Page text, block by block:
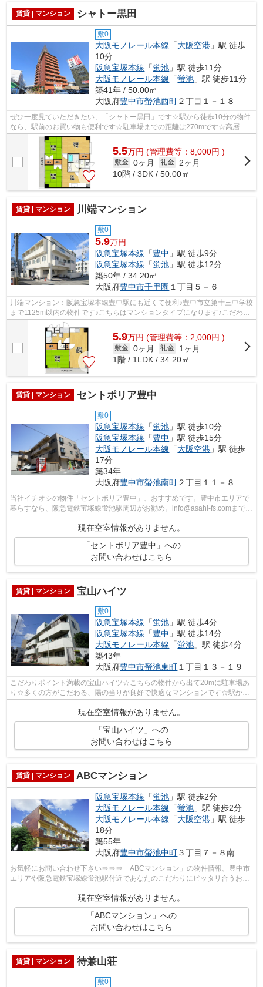
賃貸 | マンション シャトー黒田
敷0
大阪モノレール本線 「大阪空港 」駅 徒歩
10分
阪急宝塚本線 「蛍池 」駅 徒歩11分
大阪モノレール本線 「蛍池 」駅 徒歩11分
築41年 / 50.00㎡
大阪府豊中市螢池西町２丁目１－１８
ぜひ一度見ていただきたい、「シャトー黒田」です☆駅から徒歩10分の物件
なら、駅前のお買い物も便利です☆駐車場までの距離は270mです☆高層ビ
ルのため、造りがしっかりしています☆大阪...
5.5万円 (管理費等：8,000円 )
敷金 0ヶ月 礼金
2ヶ月
10階 / 3DK / 50.00㎡
賃貸 | マンション 川端マンション
敷0
5.9万円
阪急宝塚本線 「豊中 」駅 徒歩9分
阪急宝塚本線 「蛍池 」駅 徒歩12分
築50年 / 34.20㎡
大阪府豊中市千里園 １丁目５－６
川端マンション：阪急宝塚本線豊中駅にも近くて便利♪豊中市立第十三中学校
まで1125m以内の物件です♪こちらはマンションタイプになります♪こだわり
の条件として多い、駅徒歩9分の物件で...
5.9万円 (管理費等：2,000円 )
敷金 0ヶ月 礼金
1ヶ月
1階 / 1LDK / 34.20㎡
賃貸 | マンション セントポリア豊中
敷0
阪急宝塚本線 「蛍池 」駅 徒歩10分
阪急宝塚本線 「豊中 」駅 徒歩15分
大阪モノレール本線 「大阪空港 」駅 徒歩
17分
築34年
大阪府豊中市螢池南町２丁目１１－８
当社イチオシの物件「セントポリア豊中」、おすすめです。豊中市エリアで
暮らすなら、阪急電鉄宝塚線蛍池駅周辺がお勧め。info@asahi-fs.comまでい
つでもアクセスを。アサヒ不動産相談...
現在空室情報がありません。
「セントポリア豊中」への
お問い合わせはこちら
賃貸 | マンション 宝山ハイツ
敷0
阪急宝塚本線 「蛍池 」駅 徒歩4分
阪急宝塚本線 「豊中 」駅 徒歩14分
大阪モノレール本線 「蛍池 」駅 徒歩4分
築43年
大阪府豊中市螢池東町１丁目１３－１９
こだわりポイント満載の宝山ハイツ☆こちらの物件から出て20mに駐車場あ
り☆多くの方がこだわる、陽の当りが良好で快適なマンションです☆駅から
現在空室情報がありません。
「宝山ハイツ」への
お問い合わせはこちら
賃貸 | マンション ABCマンション
阪急宝塚本線 「蛍池 」駅 徒歩2分
大阪モノレール本線 「蛍池 」駅 徒歩2分
大阪モノレール本線 「大阪空港 」駅 徒歩
18分
築55年
大阪府豊中市螢池中町３丁目７－８南
お気軽にお問い合わせ下さい⇒⇒⇒「ABCマンション」の物件情報。豊中市
エリアや阪急電鉄宝塚線蛍池駅付近であなたのこだわりにピッタリ合うお部
現在空室情報がありません。
「ABCマンション」への
お問い合わせはこちら
賃貸 | マンション 待兼山荘
敷0